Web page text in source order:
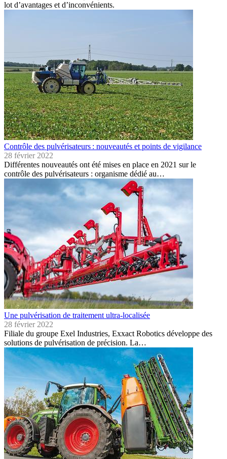
lot d’avantages et d’inconvénients.
Contrôle des pulvérisateurs : nouveautés et points de vigilance
28 février 2022
Différentes nouveautés ont été mises en place en 2021 sur le
contrôle des pulvérisateurs : organisme dédié au…
Une pulvérisation de traitement ultra-localisée
28 février 2022
Filiale du groupe Exel Industries, Exxact Robotics développe des
solutions de pulvérisation de précision. La…